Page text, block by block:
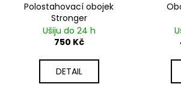
Polostahovací obojek
Stronger
Ušiju do 24 h
750 Kč
DETAIL